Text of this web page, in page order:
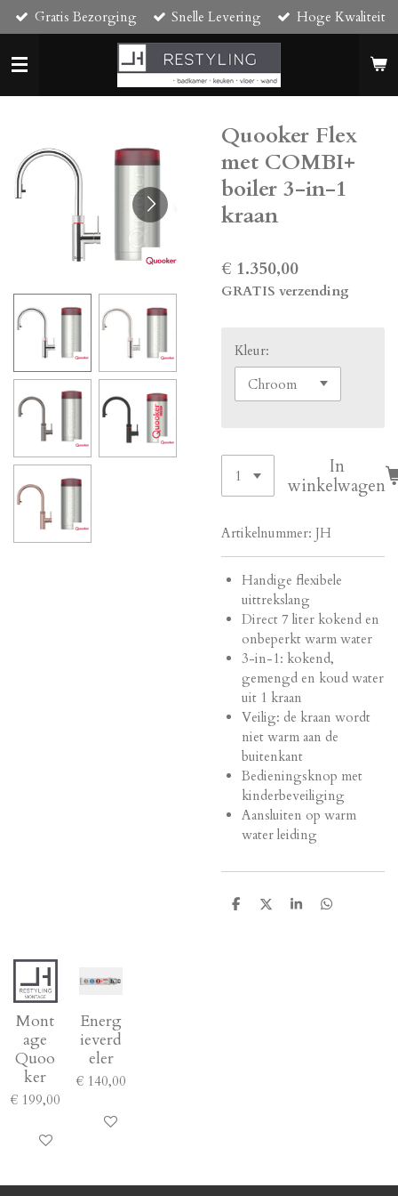
Ga
direct
naar
de
hoofdinhoud
Gratis Bezorging Snelle Levering Hoge Kwaliteit
Quooker Flex
met COMBI+
boiler 3-in-1
kraan
€ 1.350,00
GRATIS verzending
Kleur:
In
winkelwagen
Artikelnummer: JH
Handige flexibele
uittrekslang
Direct 7 liter kokend en
onbeperkt warm water
3-in-1: kokend,
gemengd en koud water
uit 1 kraan
Veilig: de kraan wordt
niet warm aan de
buitenkant
Bedieningsknop met
kinderbeveiliging
Aansluiten op warm
water leiding
D
D
S
D
Mont
age
Quoo
ker
€ 199,00
In winkelwagen
Energ
ieverd
eler
€ 140,00
In winkelwagen